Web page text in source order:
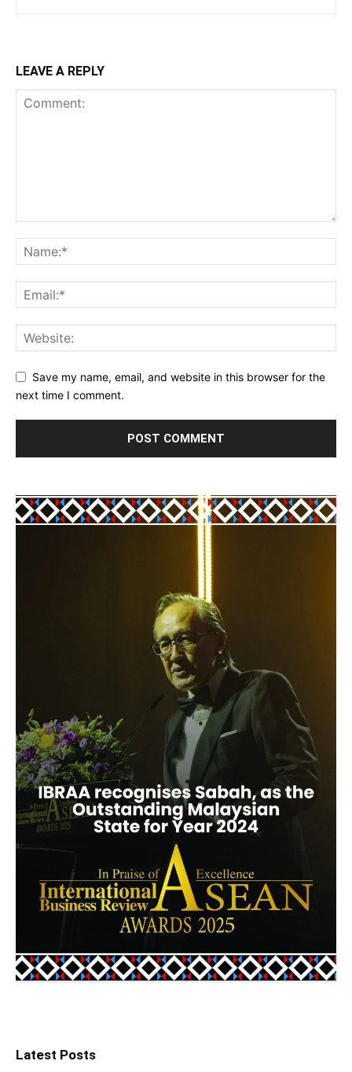
LEAVE A REPLY
Save my name, email, and website in this browser for the
next time I comment.
Latest Posts